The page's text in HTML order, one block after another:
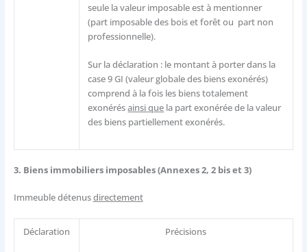
seule la valeur imposable est à mentionner
(part imposable des bois et forêt ou part non
professionnelle).
Sur la déclaration : le montant à porter dans la
case 9 GI (valeur globale des biens exonérés)
comprend à la fois les biens totalement
exonérésainsi que la part exonérée de la valeur
des biens partiellement exonérés.
3. Biens immobiliers imposables (Annexes 2, 2 bis et 3)
Immeuble détenusdirectement
Déclaration Précisions